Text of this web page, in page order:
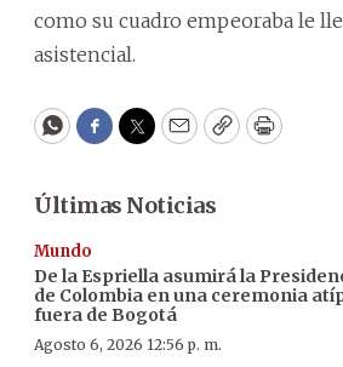
como su cuadro empeoraba le
asistencial.
WhatsApp
Facebook
Twitter
EmailCopyPrint
Últimas Noticias
Mundo
De la Espriella asumirá la
de Colombia en una ceremonia
fuera de Bogotá
Agosto 6, 2026 12:56 p. m.